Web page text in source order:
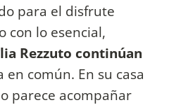
para el disfrute
con lo esencial,
Rezzuto continúan
en común. En su casa
parece acompañar